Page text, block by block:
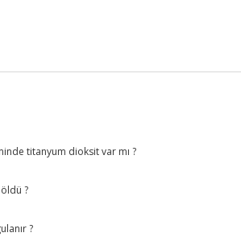
titanyum dioksit var mı ?
?
?